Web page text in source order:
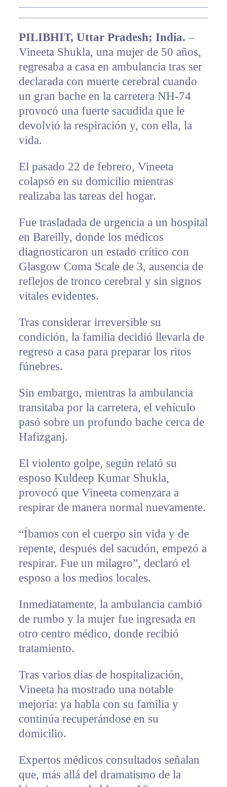
PILIBHIT, Uttar Pradesh; India.–
Vineeta Shukla, una mujer de 50 años,
regresaba a casa en ambulancia tras ser
declarada con muerte cerebral cuando
un gran bache en la carretera NH-74
provocó una fuerte sacudida que le
devolvió la respiración y, con ella, la
vida.
El pasado 22 de febrero, Vineeta
colapsó en su domicilio mientras
realizaba las tareas del hogar.
Fue trasladada de urgencia a un hospital
en Bareilly, donde los médicos
diagnosticaron un estado crítico con
Glasgow Coma Scale de 3, ausencia de
reflejos de tronco cerebral y sin signos
vitales evidentes.
Tras considerar irreversible su
condición, la familia decidió llevarla de
regreso a casa para preparar los ritos
fúnebres.
Sin embargo, mientras la ambulancia
transitaba por la carretera, el vehículo
pasó sobre un profundo bache cerca de
Hafizganj.
El violento golpe, según relató su
esposo Kuldeep Kumar Shukla,
provocó que Vineeta comenzara a
respirar de manera normal nuevamente.
“Íbamos con el cuerpo sin vida y de
repente, después del sacudón, empezó a
respirar. Fue un milagro”, declaró el
esposo a los medios locales.
Inmediatamente, la ambulancia cambió
de rumbo y la mujer fue ingresada en
otro centro médico, donde recibió
tratamiento.
Tras varios días de hospitalización,
Vineeta ha mostrado una notable
mejoría: ya habla con su familia y
continúa recuperándose en su
domicilio.
Expertos médicos consultados señalan
que, más allá del dramatismo de la